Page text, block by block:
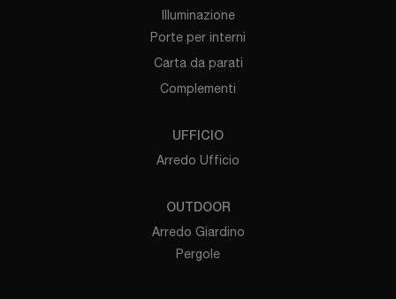
Illuminazione
Porte per interni
Carta da parati
Complementi
UFFICIO
Arredo Ufficio
OUTDOOR
Arredo Giardino
Pergole